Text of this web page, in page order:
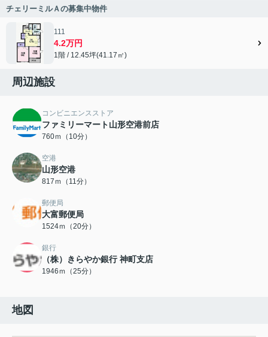
チェリーミルＡの募集中物件
111
4.2万円
1階 / 12.45坪(41.17㎡)
周辺施設
コンビニエンスストア
ファミリーマート山形空港前店
760ｍ（10分）
空港
山形空港
817ｍ（11分）
郵便局
大富郵便局
1524ｍ（20分）
銀行
（株）きらやか銀行 神町支店
1946ｍ（25分）
地図